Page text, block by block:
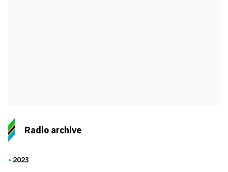
Radio archive
2023